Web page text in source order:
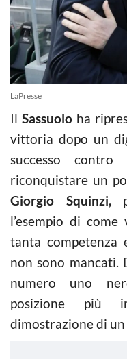
LaPresse
Il Sassuoloha
vittoria dopo un
successo contro
riconquistare un
Giorgio Squinzi,
l’esempio di
tanta competenza
non sono mancati.
numero uno
posizione più
dimostrazione di